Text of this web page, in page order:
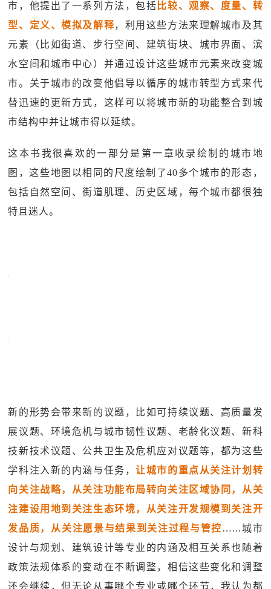
市，他提出了一系列方法，包括 比较、观察、度量、转
型、定义、模拟及解释，利用这些方法来理解城市及其
元素（比如街道、步行空间、建筑街块、城市界面、滨
水空间和城市中心）并通过设计这些城市元素来改变城
市。关于城市的改变他倡导以循序的城市转型方式来代
替迅速的更新方式，这样可以将城市新的功能整合到城
市结构中并让城市得以延续。
这本书我很喜欢的一部分是第一章收录绘制的城市地
图，这些地图以相同的尺度绘制了40多个城市的形态，
包括自然空间、街道肌理、历史区域，每个城市都很独
特且迷人。
新的形势会带来新的议题，比如可持续议题、高质量发
展议题、环境危机与城市韧性议题、老龄化议题、新科
技新技术议题、公共卫生及危机应对议题等，都为这些
学科注入新的内涵与任务，让城市的重点从关注计划转
向关注战略，从关注功能布局转向关注区域协同，从关
注建设用地到关注生态环境，从关注开发规模到关注开
发品质，从关注愿景与结果到关注过程与管控…...城市
设计与规划、建筑设计等专业的内涵及相互关系也随着
政策法规体系的变动在不断调整，相信这些变化和调整
还会继续，但无论从事哪个专业或哪个环节，我认为都